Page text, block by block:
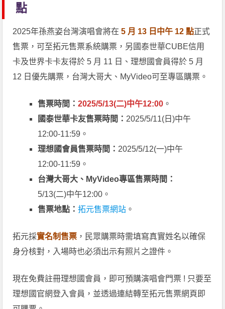
點
2025年孫燕姿台灣演唱會將在 5 月 13 日中午 12 點正式
售票，可至拓元售票系統購票，另國泰世華CUBE信用
卡及世界卡卡友得於 5 月 11 日、理想國會員得於 5 月
12 日優先購票，台灣大哥大、MyVideo可至專區購票。
售票時間：2025/5/13(二)中午12:00 。
國泰世華卡友售票時間： 2025/5/11(日)中午
12:00-11:59。
理想國會員售票時間： 2025/5/12(一)中午
12:00-11:59。
台灣大哥大、MyVideo專區售票時間：
5/13(二)中午12:00。
售票地點：拓元售票網站 。
拓元採實名制售票 ，民眾購票時需填寫真實姓名以確保
身分核對，入場時也必須出示有照片之證件。
現在免費註冊理想國會員，即可預購演唱會門票 ! 只要至
理想國官網登入會員，並透過連結轉至拓元售票網頁即